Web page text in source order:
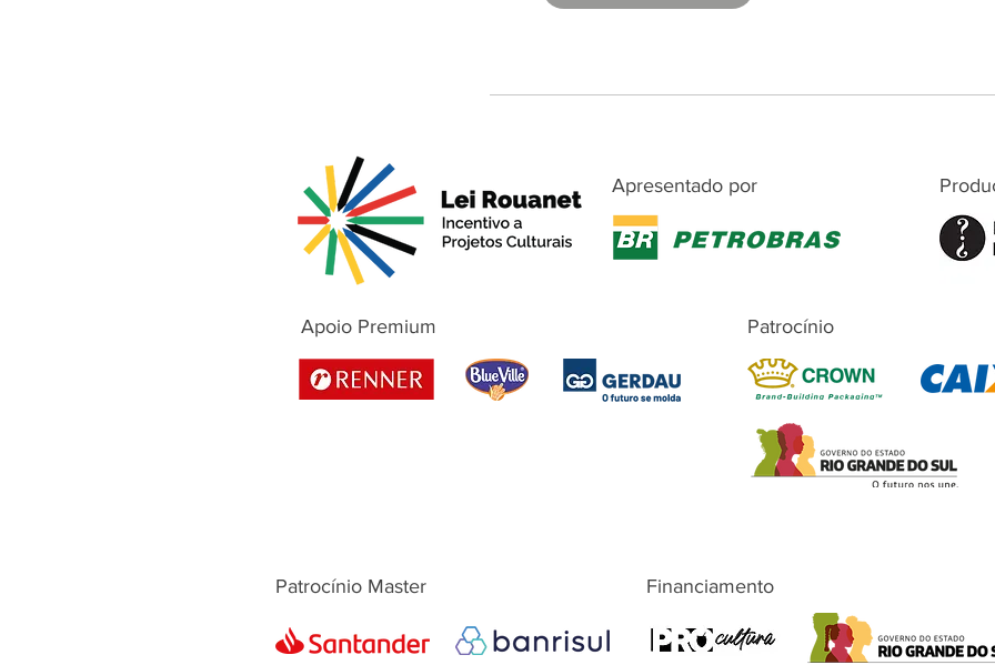
Apresentado por
Apoio Premium Patrocínio
Patrocínio Master Financiamento